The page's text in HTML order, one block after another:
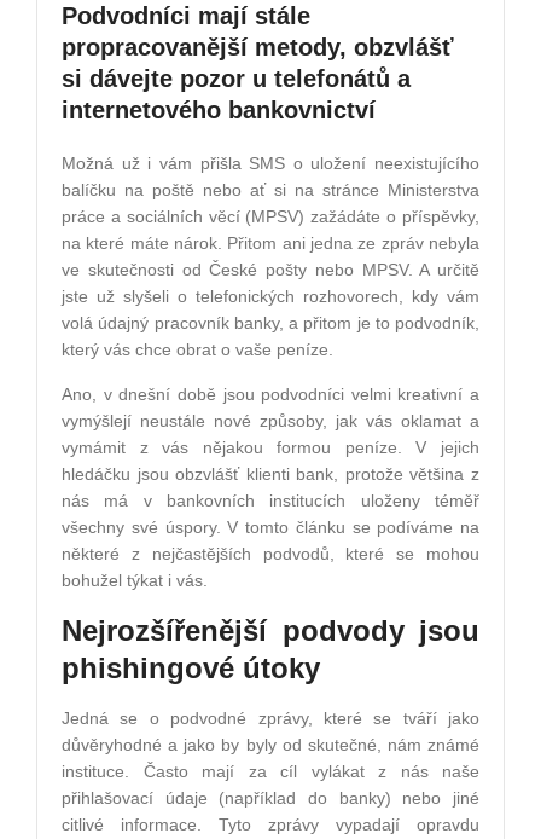
Podvodníci mají stále
propracovanější metody, obzvlášť
si dávejte pozor u telefonátů a
internetového bankovnictví
Možná už i vám přišla SMS o uložení neexistujícího
balíčku na poště nebo ať si na stránce Ministerstva
práce a sociálních věcí (MPSV) zažádáte o příspěvky,
na které máte nárok. Přitom ani jedna ze zpráv nebyla
ve skutečnosti od České pošty nebo MPSV. A určitě
jste už slyšeli o telefonických rozhovorech, kdy vám
volá údajný pracovník banky, a přitom je to podvodník,
který vás chce obrat o vaše peníze.
Ano, v dnešní době jsou podvodníci velmi kreativní a
vymýšlejí neustále nové způsoby, jak vás oklamat a
vymámit z vás nějakou formou peníze. V jejich
hledáčku jsou obzvlášť klienti bank, protože většina z
nás má v bankovních institucích uloženy téměř
všechny své úspory. V tomto článku se podíváme na
některé z nejčastějších podvodů, které se mohou
bohužel týkat i vás.
Nejrozšířenější podvody jsou
phishingové útoky
Jedná se o podvodné zprávy, které se tváří jako
důvěryhodné a jako by byly od skutečné, nám známé
instituce. Často mají za cíl vylákat z nás naše
přihlašovací údaje (například do banky) nebo jiné
citlivé informace. Tyto zprávy vypadají opravdu